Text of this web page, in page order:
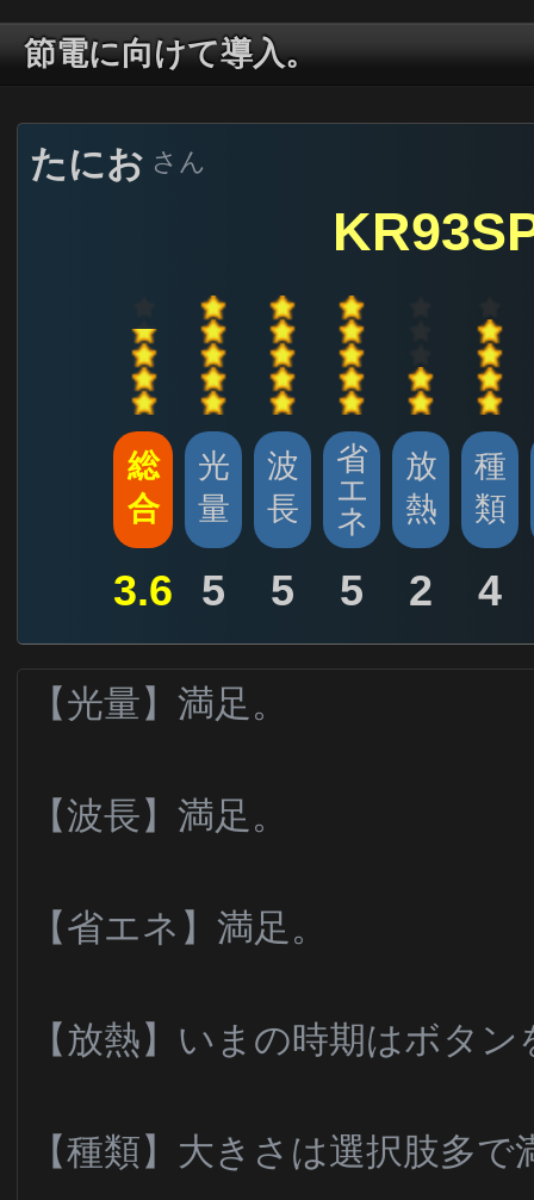
節電に向けて導入。
たにお さん
総
合
光
量
波
長
省
エ
ネ
放
熱
種
類
3.6 5 5 5 2 4
【光量】満足。
【波長】満足。
【省エネ】満足。
【放熱】いまの時期はボタ
【種類】大きさは選択肢多で